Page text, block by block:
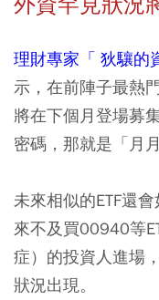
理財專家「 狄驤的
示，在前陣子最熱
將在下個月登場募
密碼，那就是「月
未來相似的ETF還
來不及買00940等
症）的投資人進場
狀況出現。